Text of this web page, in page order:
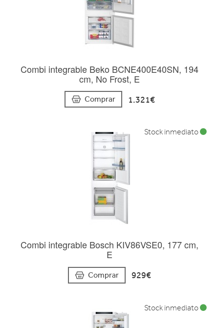
Combi integrable Beko BCNE400E40SN, 194
cm, No Frost, E
Comprar 1.321€
Combi integrable Bosch KIV86VSE0, 177 cm,
E
Comprar 929€
Stock inmediato
Stock inmediato